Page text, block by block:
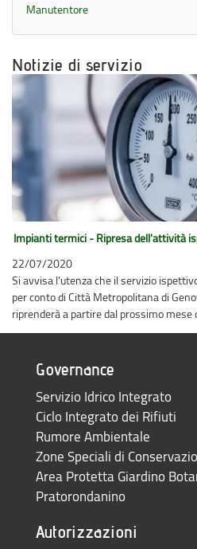
Manutentore
Notizie di servizio
Impianti termici - Ripresa dell'attività
22/07/2020
Si avvisa l'utenza che il servizio
per conto di Città Metropolitana di
riprenderà a partire dal prossimo mese
Governance
Servizio Idrico Integrato
Ciclo Integrato dei Rifiuti
Rumore Ambientale
Zone Speciali di
Area Protetta Giardino
Pratorondanino
Autorizzazioni